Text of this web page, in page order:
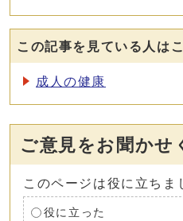
この記事を見ている人は
成人の健康
ご意見をお聞かせ
このページは役に立ちま
役に立った